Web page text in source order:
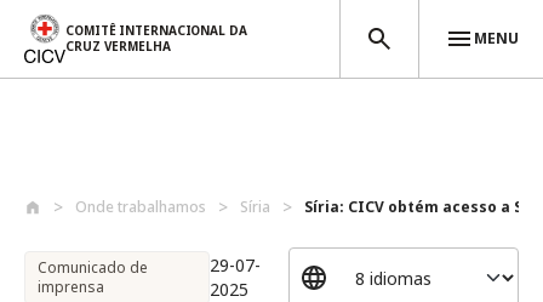
COMITÊ INTERNACIONAL DA
CRUZ VERMELHA
MENU
Onde trabalhamos Síria Síria: CICV obtém acesso a
Comunicado de
imprensa
29-07-
2025